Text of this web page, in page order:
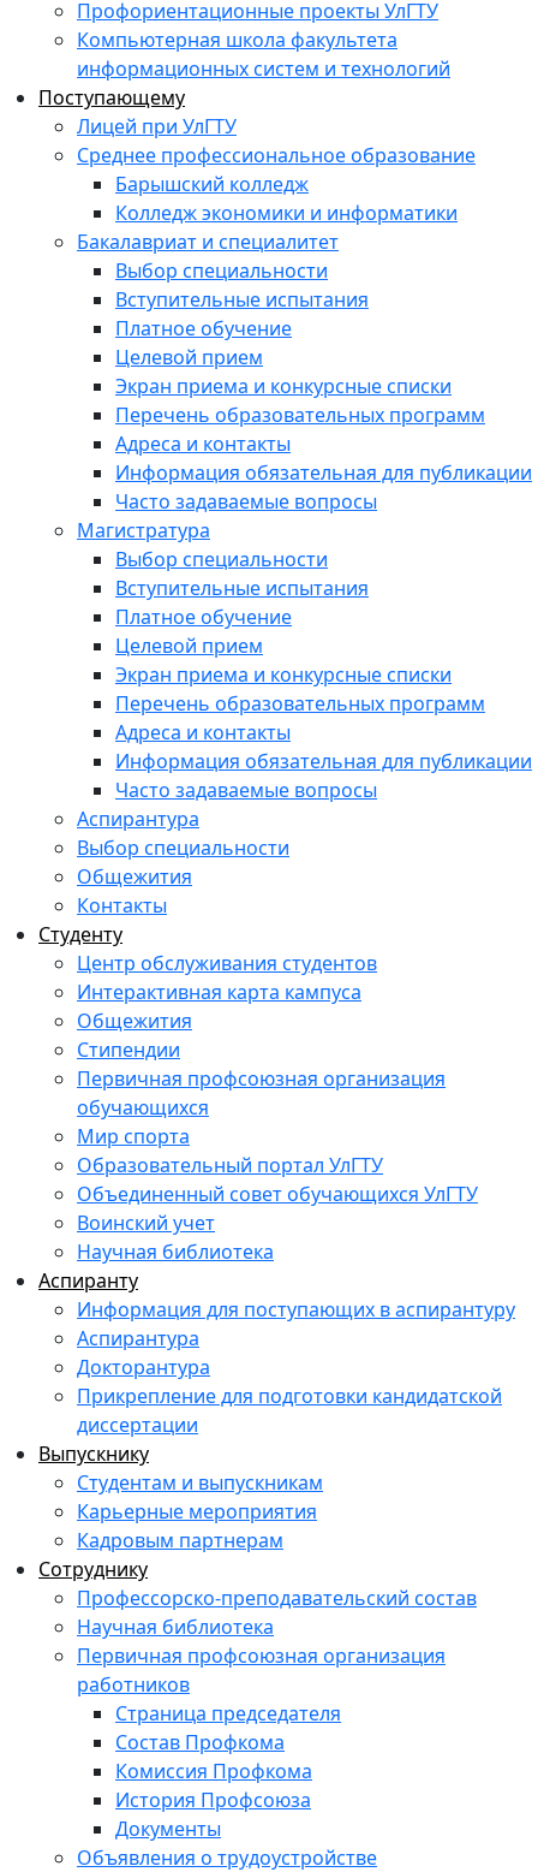
Профориентационные проекты УлГТУ
Компьютерная школа факультета
информационных систем и технологий
Поступающему
Лицей при УлГТУ
Среднее профессиональное образование
Барышский колледж
Колледж экономики и информатики
Бакалавриат и специалитет
Выбор специальности
Вступительные испытания
Платное обучение
Целевой прием
Экран приема и конкурсные списки
Перечень образовательных программ
Адреса и контакты
Информация обязательная для публикации
Часто задаваемые вопросы
Магистратура
Выбор специальности
Вступительные испытания
Платное обучение
Целевой прием
Экран приема и конкурсные списки
Перечень образовательных программ
Адреса и контакты
Информация обязательная для публикации
Часто задаваемые вопросы
Аспирантура
Выбор специальности
Общежития
Контакты
Студенту
Центр обслуживания студентов
Интерактивная карта кампуса
Общежития
Стипендии
Первичная профсоюзная организация
обучающихся
Мир спорта
Образовательный портал УлГТУ
Объединенный совет обучающихся УлГТУ
Воинский учет
Научная библиотека
Аспиранту
Информация для поступающих в аспирантуру
Аспирантура
Докторантура
Прикрепление для подготовки кандидатской
диссертации
Выпускнику
Студентам и выпускникам
Карьерные мероприятия
Кадровым партнерам
Сотруднику
Профессорско-преподавательский состав
Научная библиотека
Первичная профсоюзная организация
работников
Страница председателя
Состав Профкома
Комиссия Профкома
История Профсоюза
Документы
Объявления о трудоустройстве